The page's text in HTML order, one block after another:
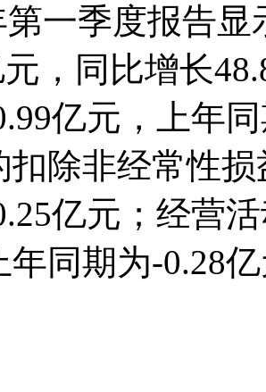
第一季度报告
元，同比增长
亿元，上年
扣除非经常性
亿元；经营
年同期为-0.28